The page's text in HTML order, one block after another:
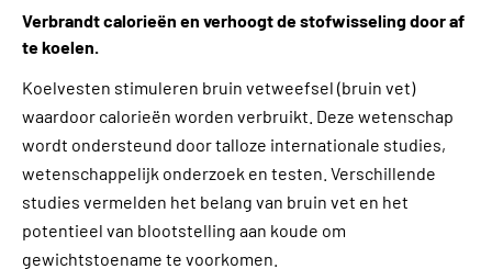
Verbrandt calorieën en verhoogt de stofwisseling door af
te koelen.
Koelvesten stimuleren bruin vetweefsel (bruin vet)
waardoor calorieën worden verbruikt. Deze wetenschap
wordt ondersteund door talloze internationale studies,
wetenschappelijk onderzoek en testen. Verschillende
studies vermelden het belang van bruin vet en het
potentieel van blootstelling aan koude om
gewichtstoename te voorkomen.